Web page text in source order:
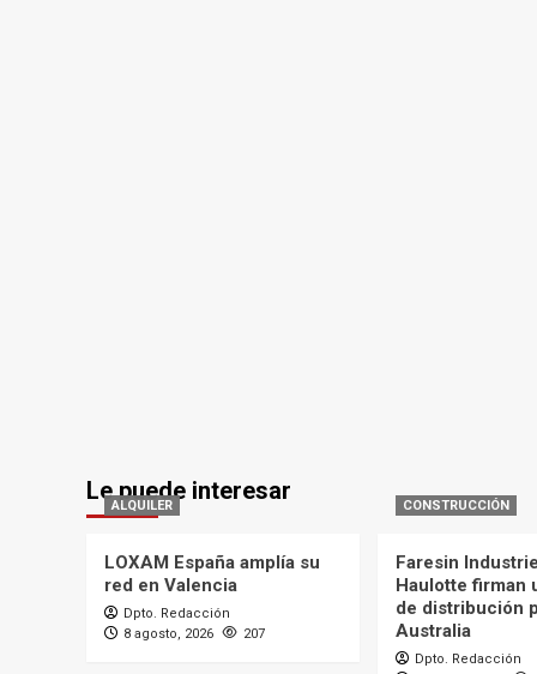
Le puede interesar
ALQUILER
LOXAM España amplía su
red en Valencia
Dpto. Redacción
8 agosto, 2026
207
CONSTRUCCIÓN
Faresin
Haulotte firman
de distribución
Australia
Dpto. Redacción